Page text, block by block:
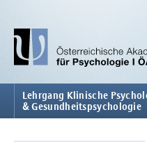
Lehrgang Klinische
& Gesundheitspsychologie